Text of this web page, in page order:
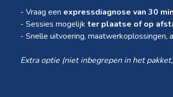
- Vraag een expressdiagnose van 30
- Sessies mogelijk ter plaatse of op
- Snelle uitvoering, maatwerkoplossingen,
Extra optie (niet inbegrepen in het